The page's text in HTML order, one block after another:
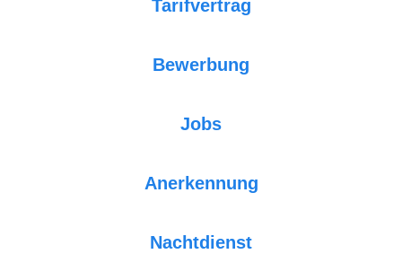
Tarifvertrag
Bewerbung
Jobs
Anerkennung
Nachtdienst